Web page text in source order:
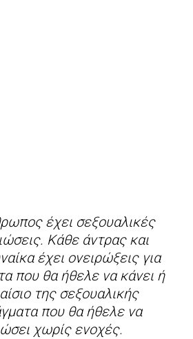
έχει σεξουαλικές
Κάθε άντρας και
έχει ονειρώξεις για
που θα ήθελε να κάνει ή
της σεξουαλικής
που θα ήθελε να
χωρίς ενοχές.